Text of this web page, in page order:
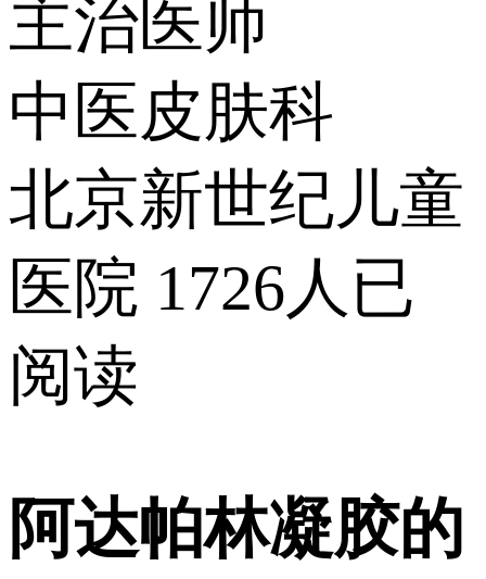
主治医师
中医皮肤科
北京新世纪儿童
医院 1726人已
阅读
阿达帕林凝胶的